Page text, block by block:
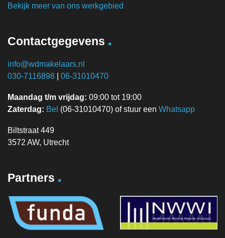
Bekijk meer van ons werkgebied
Contactgegevens .
info@wdmakelaars.nl
030-7116898
06-31010470
Maandag t/m vrijdag: 09:00 tot 19:00
Zaterdag: Bel (06-31010470) of stuur een Whatsapp
Biltstraat 449
3572 AW, Utrecht
Partners .